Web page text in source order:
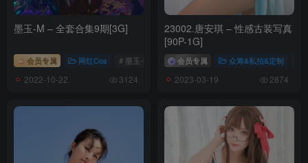
W²[121P-141.59MB]
Maruemon(마루에몽) – NO.014 Rider Nº69[88P-1701.51MB]
Maruemon(마루에몽) – NO.013 Realised Feral Cat[55P-357.5MB]
Maruemon(마루에몽) – NO.012 Knotting Class #3[74P-2008.12MB]
Maruemon(마루에몽) – NO.011 D.VA“Bunny Hop!”[105P-2159.31MB]
Maruemon(마루에몽) – NO.009 Blooming Blood Rose (DoA)[81P-
墨玉-M – 全套合集9期[3G]
会员专属 网红Cos # 墨玉-M # 墨玉w
2022-10-22 3124
23002.唐安琪 – 性感古装写真
[90P-1G]
会员专属 众筹&私拍&定制
2023-03-19 2874